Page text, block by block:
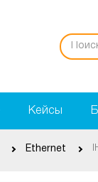
Кейсы
Ethernet